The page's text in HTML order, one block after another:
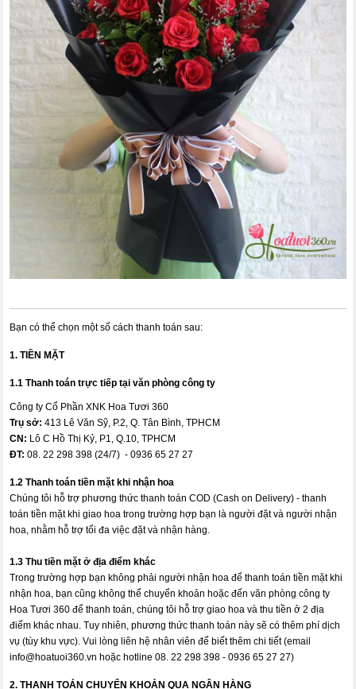
Bạn có thể chọn một số cách thanh toán sau:
1. TIỀN MẶT
1.1 Thanh toán trực tiếp tại văn phòng công ty
Công ty Cổ Phần XNK Hoa Tươi 360
Trụ sở: 413 Lê Văn Sỹ, P.2, Q. Tân Bình, TPHCM
CN: Lô C Hồ Thị Kỷ, P1, Q.10, TPHCM
ĐT: 08. 22 298 398 (24/7) - 0936 65 27 27
1.2 Thanh toán tiền mặt khi nhận hoa
Chúng tôi hỗ trợ phương thức thanh toán COD (Cash on Delivery) - thanh
toán tiền mặt khi giao hoa trong trường hợp bạn là người đặt và người nhận
hoa, nhằm hỗ trợ tối đa việc đặt và nhận hàng.
1.3 Thu tiền mặt ở địa điểm khác
Trong trường hợp bạn không phải người nhận hoa để thanh toán tiền mặt khi
nhận hoa, bạn cũng không thể chuyển khoản hoặc đến văn phòng công ty
Hoa Tươi 360 để thanh toán, chúng tôi hỗ trợ giao hoa và thu tiền ở 2 địa
điểm khác nhau. Tuy nhiên, phương thức thanh toán này sẽ có thêm phí dịch
vụ (tùy khu vực). Vui lòng liên hệ nhân viên để biết thêm chi tiết (email
info@hoatuoi360.vn hoặc hotline 08. 22 298 398 - 0936 65 27 27)
2. THANH TOÁN CHUYỂN KHOẢN QUA NGÂN HÀNG